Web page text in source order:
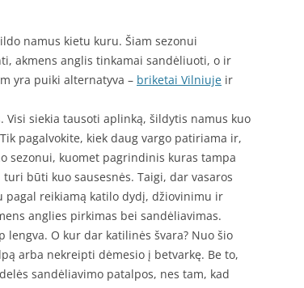
namus kietu kuru. Šiam sezonui
akmens anglis tinkamai sandėliuoti, o ir
yra puiki alternatyva – briketai Vilniuje ir
siekia tausoti aplinką, šildytis namus kuo
pagalvokite, kiek daug vargo patiriama ir,
sezonui, kuomet pagrindinis kuras tampa
būti kuo sausesnės. Taigi, dar vasaros
reikiamą katilo dydį, džiovinimu ir
anglies pirkimas bei sandėliavimas.
O kur dar katilinės švara? Nuo šio
arba nekreipti dėmesio į betvarkę. Be to,
sandėliavimo patalpos, nes tam, kad